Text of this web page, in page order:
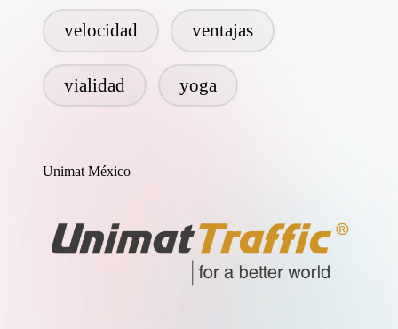
velocidad ventajas
vialidad yoga
Unimat México